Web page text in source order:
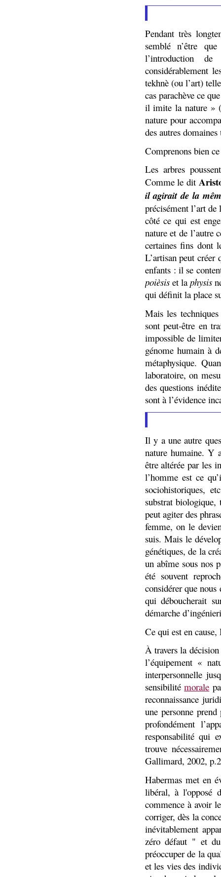
Pendant très
semblé n’être
l’introduction
considérablement
tekhnè (ou l’art)
cas parachève ce
il imite la nature »
nature pour
des autres
Comprenons bien
Les arbres
Comme le dit
il agirait de la
précisément l’art de
côté ce qui est
nature et de l’autre
certaines fins dont
L’artisan peut créer
enfants : il se
poièsiset laphysis
qui définit la place
Mais les
sont peut-être en
impossible de
génome humain à
métaphysique.
laboratoire, on
des questions
sont à l’évidence
Il y a une autre
nature humaine. Y
être altérée par les
l’homme est ce
sociohistoriques,
substrat biologique,
peut agiter des
femme, on le
suis. Mais le
génétiques, de la
un abîme sous nos
été souvent
considérer que
qui déboucherait
démarche
Ce qui est en
À travers la
l’équipement «
interpersonnelle
sensibilitémorale
reconnaissance
une personne
profondément
responsabilité qui
trouve
Gallimard, 2002,
Habermas met en
libéral, à l'opposé
commence à avoir
corriger, dès la
inévitablement
zéro défaut " et
préoccuper de la
et les vies des